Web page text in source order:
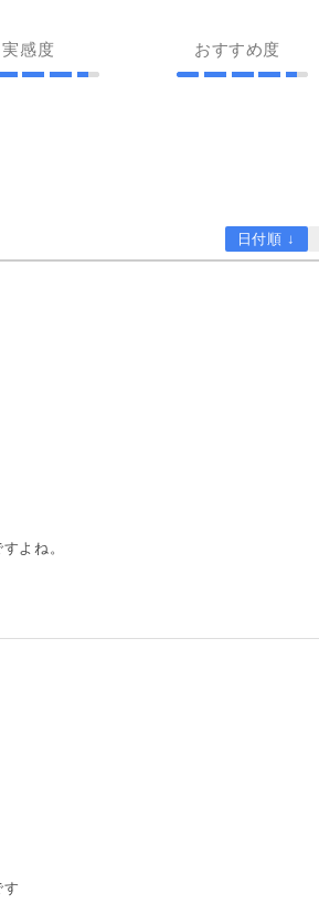
実感度 おすすめ度
日付順 ↓
よね。
す